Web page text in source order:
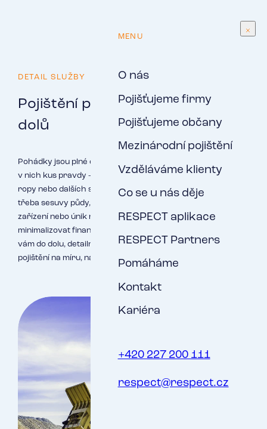
MENU
O nás
Pojišťujeme firmy
Pojišťujeme občany
Mezinárodní pojištění
Vzděláváme klienty
Co se u nás děje
RESPECT aplikace
RESPECT Partners
Pomáháme
Kontakt
Kariéra
+420 227 200 111
respect@respect.cz
DETAIL SLUŽBY
Pojištění pro těžaře a majitele
dolů
Pohádky jsou plné draků, kteří v podzemí hlídají poklady. Je
v nich kus pravdy – cesta k pokladům v podobě ložisek uhlí,
ropy nebo dalších surovin je skutečně plná nástrah. Hrozí
třeba sesuvy půdy, zborcení vrtu, poruchy dobývacího
zařízení nebo únik nebezpečných látek. Pomůžeme vám
minimalizovat finanční důsledky těchto rizik. Přijedeme k
vám do dolu, detailně zmapujeme těžbu a připravíme
pojištění na míru, na které se můžete spolehnout.